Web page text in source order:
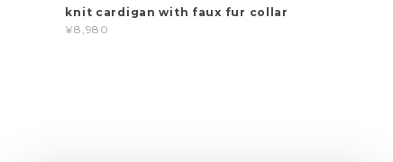
knit cardigan with faux fur collar
¥8,980